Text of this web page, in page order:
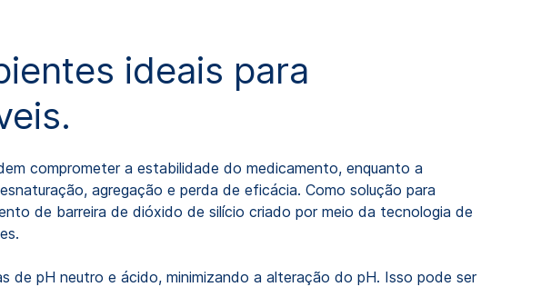
ideais para
comprometer a estabilidade do medicamento, enquanto a
agregação e perda de eficácia. Como solução para
de barreira de dióxido de silício criado por meio da tecnologia de
de pH neutro e ácido, minimizando a alteração do pH. Isso pode ser